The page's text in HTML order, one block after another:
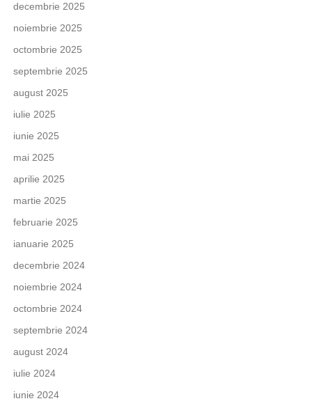
decembrie 2025
noiembrie 2025
octombrie 2025
septembrie 2025
august 2025
iulie 2025
iunie 2025
mai 2025
aprilie 2025
martie 2025
februarie 2025
ianuarie 2025
decembrie 2024
noiembrie 2024
octombrie 2024
septembrie 2024
august 2024
iulie 2024
iunie 2024